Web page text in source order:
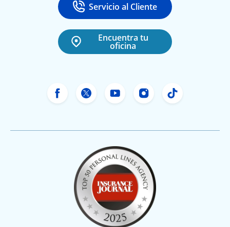
Call
Servicio al Cliente
at 888-531-6720
Encuentra tu
oficina
Facebook de Freeway Insurance
X de Freeway Insurance
YouTube de Freeway
Instagram
TikTok